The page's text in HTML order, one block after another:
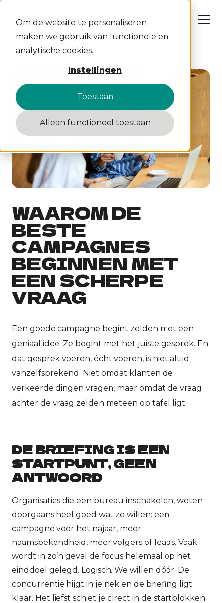
Om de website te personaliseren
maken we gebruik van functionele en
analytische cookies.
Instellingen
Toestaan
Alleen functioneel toestaan
Over ons
All insights
WAAROM DE
BESTE
CAMPAGNES
BEGINNEN MET
EEN SCHERPE
VRAAG
Een goede campagne begint zelden met een
geniaal idee. Ze begint met het juiste gesprek. En
dat gesprek voeren, écht voeren, is niet altijd
vanzelfsprekend. Niet omdat klanten de
verkeerde dingen vragen, maar omdat de vraag
achter de vraag zelden meteen op tafel ligt.
DE BRIEFING IS EEN
STARTPUNT, GEEN
ANTWOORD
Organisaties die een bureau inschakelen, weten
doorgaans heel goed wat ze willen: een
campagne voor het najaar, meer
naamsbekendheid, meer volgers of leads. Vaak
wordt in zo’n geval de focus helemaal op het
einddoel gelegd. Logisch. We willen dóór. De
concurrentie hijgt in je nek en de briefing ligt
klaar. Het liefst schiet je direct in de startblokken